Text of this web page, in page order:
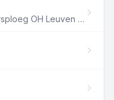
Managers United · Supportersploeg OH Leuven · 683e · 1 ptn